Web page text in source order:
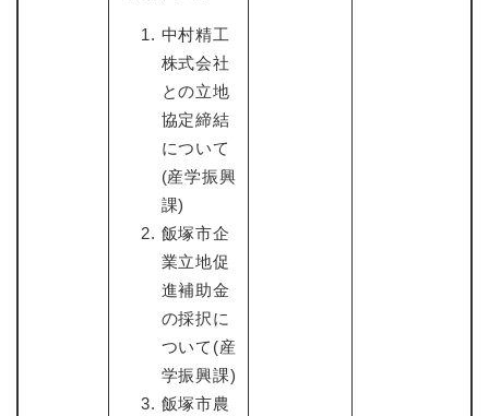
中村精工
株式会社
との立地
協定締結
について
(産学振興
課)
飯塚市企
業立地促
進補助金
の採択に
ついて(産
学振興課)
飯塚市農